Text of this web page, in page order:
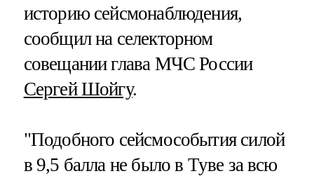
историю сейсмонаблюдения,
сообщил на селекторном
совещании глава МЧС России
Сергей Шойгу.
"Подобного сейсмособытия силой
в 9,5 балла не было в Туве за всю